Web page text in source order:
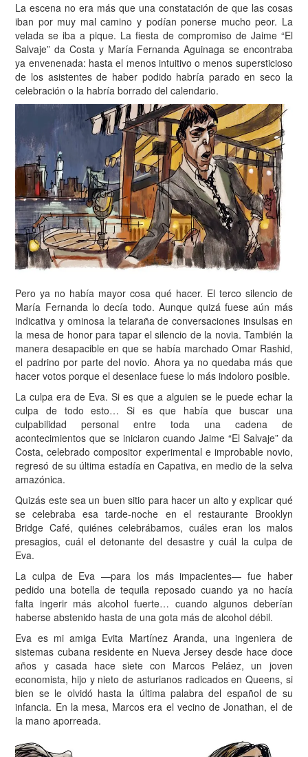
La escena no era más que una constatación de que las cosas
iban por muy mal camino y podían ponerse mucho peor. La
velada se iba a pique. La fiesta de compromiso de Jaime “El
Salvaje” da Costa y María Fernanda Aguinaga se encontraba
ya envenenada: hasta el menos intuitivo o menos supersticioso
de los asistentes de haber podido habría parado en seco la
celebración o la habría borrado del calendario.
Pero ya no había mayor cosa qué hacer. El terco silencio de
María Fernanda lo decía todo. Aunque quizá fuese aún más
indicativa y ominosa la telaraña de conversaciones insulsas en
la mesa de honor para tapar el silencio de la novia. También la
manera desapacible en que se había marchado Omar Rashid,
el padrino por parte del novio. Ahora ya no quedaba más que
hacer votos porque el desenlace fuese lo más indoloro posible.
La culpa era de Eva. Si es que a alguien se le puede echar la
culpa de todo esto… Si es que había que buscar una
culpabilidad personal entre toda una cadena de
acontecimientos que se iniciaron cuando Jaime “El Salvaje” da
Costa, celebrado compositor experimental e improbable novio,
regresó de su última estadía en Capativa, en medio de la selva
amazónica.
Quizás este sea un buen sitio para hacer un alto y explicar qué
se celebraba esa tarde-noche en el restaurante Brooklyn
Bridge Café, quiénes celebrábamos, cuáles eran los malos
presagios, cuál el detonante del desastre y cuál la culpa de
Eva.
La culpa de Eva —para los más impacientes— fue haber
pedido una botella de tequila reposado cuando ya no hacía
falta ingerir más alcohol fuerte… cuando algunos deberían
haberse abstenido hasta de una gota más de alcohol débil.
Eva es mi amiga Evita Martínez Aranda, una ingeniera de
sistemas cubana residente en Nueva Jersey desde hace doce
años y casada hace siete con Marcos Peláez, un joven
economista, hijo y nieto de asturianos radicados en Queens, si
bien se le olvidó hasta la última palabra del español de su
infancia. En la mesa, Marcos era el vecino de Jonathan, el de
la mano aporreada.